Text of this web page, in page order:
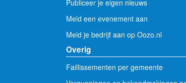
Publiceer je eigen nieuws
Meld een evenement aan
Meld je bedrijf aan op Oozo.nl
Overig
Faillissementen per gemeente